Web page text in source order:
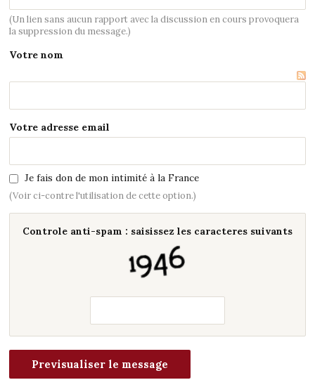
(Un lien sans aucun rapport avec la discussion en cours provoquera
la suppression du message.)
Votre nom
Votre adresse email
Je fais don de mon intimité à la France
(Voir ci-contre l'utilisation de cette option.)
Controle anti-spam : saisissez les caracteres suivants